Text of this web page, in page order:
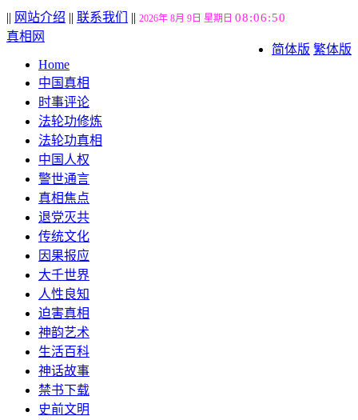
|| 网站介绍 || 联系我们 || 2026年 8月 9日 星期日 08:06:51
简体版 繁体版
真相网
Home
中国真相
时事评论
法轮功修炼
法轮功真相
中国人权
警世通言
真相焦点
退党灭共
传统文化
因果报应
大千世界
人性良知
迫害真相
神韵艺术
生活百科
神话故事
禁书下载
史前文明